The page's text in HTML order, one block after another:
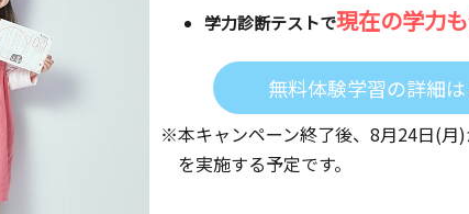
学力診断テストで現在の学力
無料体験学習の詳細
※本キャンペーン終了後、 8月24日(月
を実施する予定です。